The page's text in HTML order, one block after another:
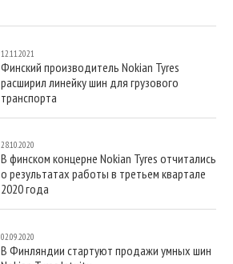
12.11.2021
Финский производитель Nokian Tyres
расширил линейку шин для грузового
транспорта
28.10.2020
В финском концерне Nokian Tyres отчитались
о результатах работы в третьем квартале
2020 года
02.09.2020
В Финляндии стартуют продажи умных шин